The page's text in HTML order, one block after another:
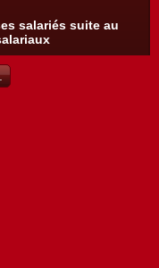
salariés suite au